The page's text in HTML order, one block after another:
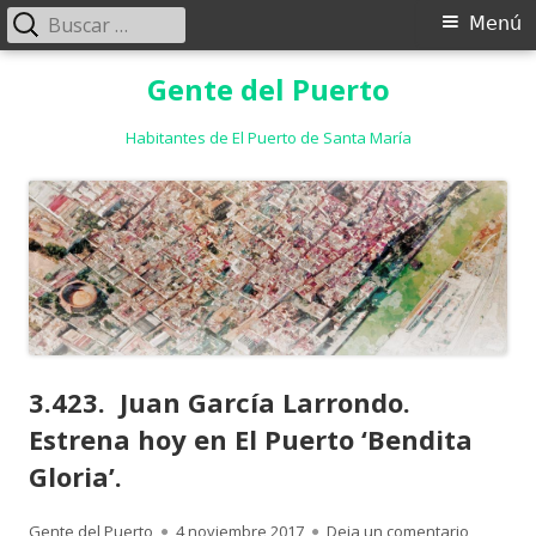
Gente del Puerto
Habitantes de El Puerto de Santa María
Menú
Menú
Buscar:
3.423. Juan García Larrondo.
Estrena hoy en El Puerto ‘Bendita
Gloria’.
Autor
Gente del Puerto Publicado
4 noviembre 2017 Deja un comentario